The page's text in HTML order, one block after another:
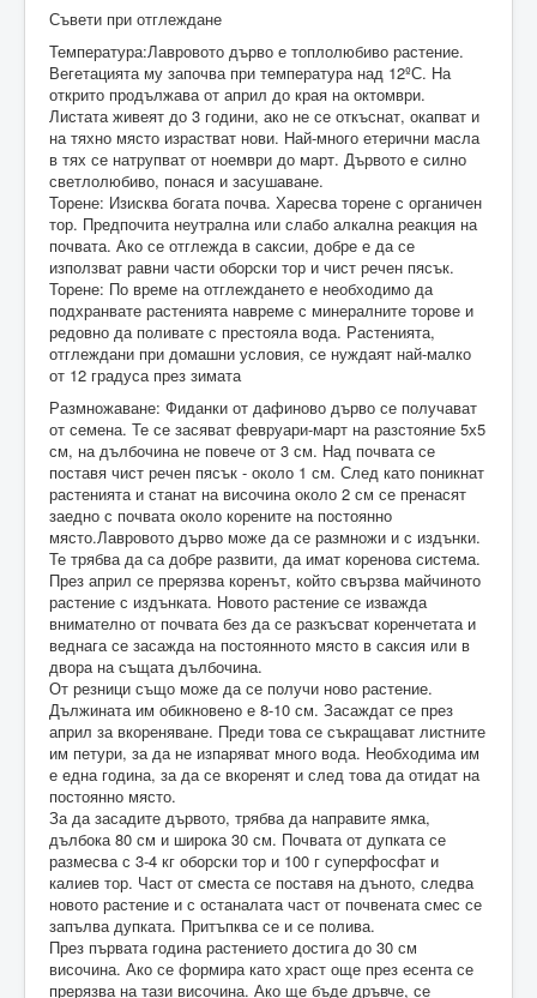
Съвети при отглеждане
Температура:Лавровото дърво е топлолюбиво растение.
Вегетацията му започва при температура над 12ºС. На
открито продължава от април до края на октомври.
Листата живеят до 3 години, ако не се откъснат, окапват и
на тяхно място израстват нови. Най-много етерични масла
в тях се натрупват от ноември до март. Дървото е силно
светлолюбиво, понася и засушаване.
Торене: Изисква богата почва. Харесва торене с органичен
тор. Предпочита неутрална или слабо алкална реакция на
почвата. Ако се отглежда в саксии, добре е да се
използват равни части оборски тор и чист речен пясък.
Торене: По време на отглеждането е необходимо да
подхранвате растенията навреме с минералните торове и
редовно да поливате с престояла вода. Растенията,
отглеждани при домашни условия, се нуждаят най-малко
от 12 градуса през зимата
Размножаване: Фиданки от дафиново дърво се получават
от семена. Те се засяват февруари-март на разстояние 5х5
см, на дълбочина не повече от 3 см. Над почвата се
поставя чист речен пясък - около 1 см. След като поникнат
растенията и станат на височина около 2 см се пренасят
заедно с почвата около корените на постоянно
място.Лавровото дърво може да се размножи и с издънки.
Те трябва да са добре развити, да имат коренова система.
През април се прерязва коренът, който свързва майчиното
растение с издънката. Новото растение се изважда
внимателно от почвата без да се разкъсват коренчетата и
веднага се засажда на постоянното място в саксия или в
двора на същата дълбочина.
От резници също може да се получи ново растение.
Дължината им обикновено е 8-10 см. Засаждат се през
април за вкореняване. Преди това се съкращават листните
им петури, за да не изпаряват много вода. Необходима им
е една година, за да се вкоренят и след това да отидат на
постоянно място.
За да засадите дървото, трябва да направите ямка,
дълбока 80 см и широка 30 см. Почвата от дупката се
размесва с 3-4 кг оборски тор и 100 г суперфосфат и
калиев тор. Част от сместа се поставя на дъното, следва
новото растение и с останалата част от почвената смес се
запълва дупката. Притъпква се и се полива.
През първата година растението достига до 30 см
височина. Ако се формира като храст още през есента се
прерязва на тази височина. Ако ще бъде дръвче, се